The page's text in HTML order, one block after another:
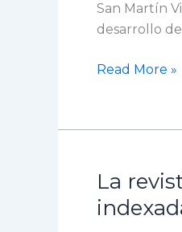
San Martín
desarrollo de
ecosistema
digital
transforma
Read More »
La
La
revista
científica